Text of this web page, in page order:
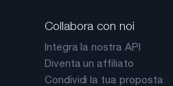
Collabora con noi
Integra la nostra API
Diventa un affiliato
Condividi la tua proposta